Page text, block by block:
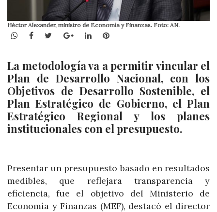
Héctor Alexander, ministro de Economía y Finanzas. Foto: AN.
WhatsApp
Facebook
TwitterGoogle+LinkedInPinterest
La metodología va a permitir vincular el
Plan de Desarrollo Nacional, con los
Objetivos de Desarrollo Sostenible, el
Plan Estratégico de Gobierno, el Plan
Estratégico Regional y los planes
institucionales con el presupuesto.
Presentar un presupuesto basado en resultados
medibles, que reflejara transparencia y
eficiencia, fue el objetivo del Ministerio de
Economía y Finanzas (MEF), destacó el director